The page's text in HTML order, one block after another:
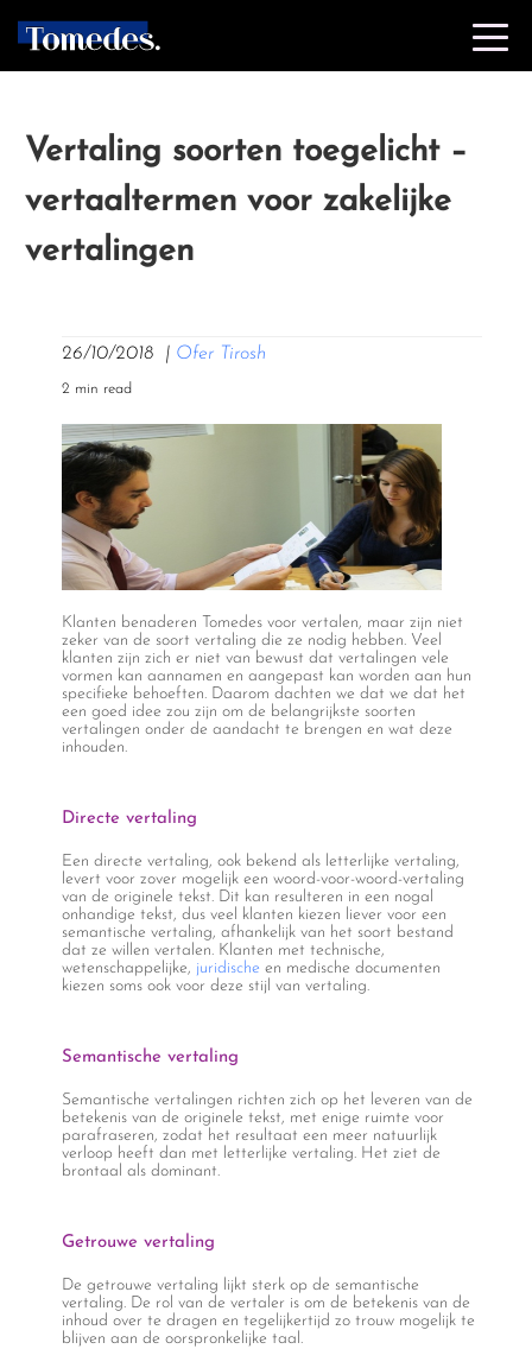
Vertaling soorten toegelicht –
vertaaltermen voor zakelijke
vertalingen
26/10/2018 | Ofer Tirosh
2 min read
Klanten benaderen Tomedes voor vertalen, maar zijn niet
zeker van de soort vertaling die ze nodig hebben. Veel
klanten zijn zich er niet van bewust dat vertalingen vele
vormen kan aannamen en aangepast kan worden aan hun
specifieke behoeften. Daarom dachten we dat we dat het
een goed idee zou zijn om de belangrijkste soorten
vertalingen onder de aandacht te brengen en wat deze
inhouden.
Directe vertaling
Een directe vertaling, ook bekend als letterlijke vertaling,
levert voor zover mogelijk een woord-voor-woord-vertaling
van de originele tekst. Dit kan resulteren in een nogal
onhandige tekst, dus veel klanten kiezen liever voor een
semantische vertaling, afhankelijk van het soort bestand
dat ze willen vertalen. Klanten met technische,
wetenschappelijke, juridische en medische documenten
kiezen soms ook voor deze stijl van vertaling.
Semantische vertaling
Semantische vertalingen richten zich op het leveren van de
betekenis van de originele tekst, met enige ruimte voor
parafraseren, zodat het resultaat een meer natuurlijk
verloop heeft dan met letterlijke vertaling. Het ziet de
brontaal als dominant.
Getrouwe vertaling
De getrouwe vertaling lijkt sterk op de semantische
vertaling. De rol van de vertaler is om de betekenis van de
inhoud over te dragen en tegelijkertijd zo trouw mogelijk te
blijven aan de oorspronkelijke taal.